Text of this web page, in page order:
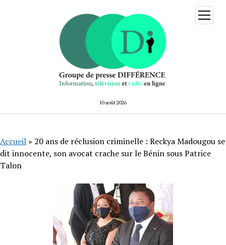
10 août 2026
ouvrir
menu
Accueil » 20 ans de réclusion criminelle : Reckya Madougou se
dit innocente, son avocat crache sur le Bénin sous Patrice
Talon